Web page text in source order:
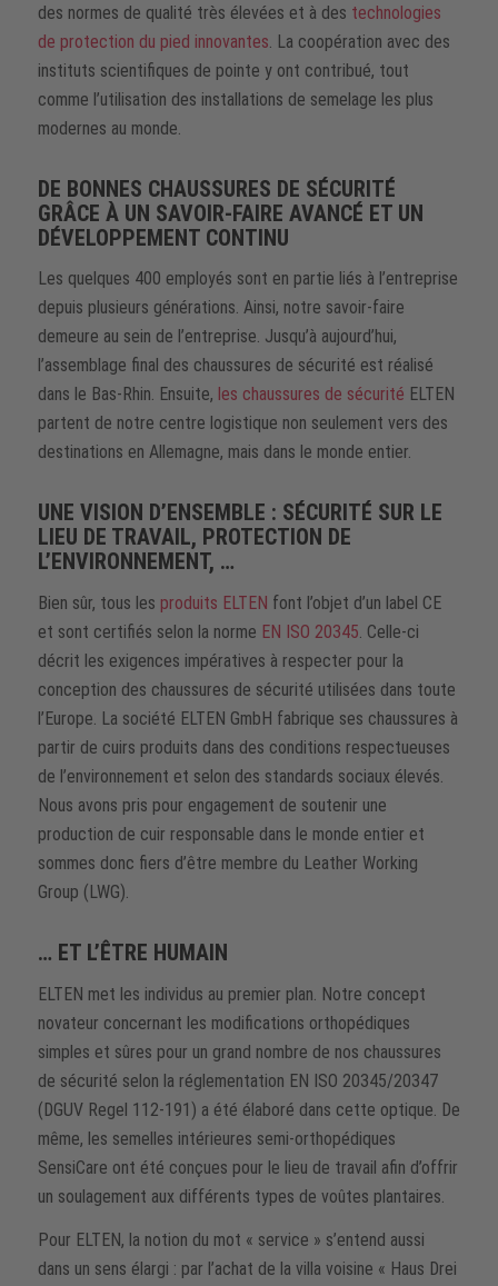
des normes de qualité très élevées et à des technologies
de protection du pied innovantes. La coopération avec des
instituts scientifiques de pointe y ont contribué, tout
comme l’utilisation des installations de semelage les plus
modernes au monde.
DE BONNES CHAUSSURES DE SÉCURITÉ
GRÂCE À UN SAVOIR-FAIRE AVANCÉ ET UN
DÉVELOPPEMENT CONTINU
Les quelques 400 employés sont en partie liés à l’entreprise
depuis plusieurs générations. Ainsi, notre savoir-faire
demeure au sein de l’entreprise. Jusqu’à aujourd’hui,
l’assemblage final des chaussures de sécurité est réalisé
dans le Bas-Rhin. Ensuite, les chaussures de sécurité ELTEN
partent de notre centre logistique non seulement vers des
destinations en Allemagne, mais dans le monde entier.
UNE VISION D’ENSEMBLE : SÉCURITÉ SUR LE
LIEU DE TRAVAIL, PROTECTION DE
L’ENVIRONNEMENT, …
Bien sûr, tous les produits ELTEN font l’objet d’un label CE
et sont certifiés selon la norme EN ISO 20345. Celle-ci
décrit les exigences impératives à respecter pour la
conception des chaussures de sécurité utilisées dans toute
l’Europe. La société ELTEN GmbH fabrique ses chaussures à
partir de cuirs produits dans des conditions respectueuses
de l’environnement et selon des standards sociaux élevés.
Nous avons pris pour engagement de soutenir une
production de cuir responsable dans le monde entier et
sommes donc fiers d’être membre du Leather Working
Group (LWG).
… ET L’ÊTRE HUMAIN
ELTEN met les individus au premier plan. Notre concept
novateur concernant les modifications orthopédiques
simples et sûres pour un grand nombre de nos chaussures
de sécurité selon la réglementation EN ISO 20345/20347
(DGUV Regel 112-191) a été élaboré dans cette optique. De
même, les semelles intérieures semi-orthopédiques
SensiCare ont été conçues pour le lieu de travail afin d’offrir
un soulagement aux différents types de voûtes plantaires.
Pour ELTEN, la notion du mot « service » s’entend aussi
dans un sens élargi : par l’achat de la villa voisine « Haus Drei